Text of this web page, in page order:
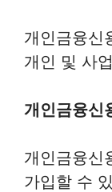
개인금융신
개인 및 사
개인금융신
개인금융신
가입할 수